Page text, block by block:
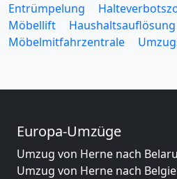
Entrümpelung
Möbellift
Haushaltsauflösung
Möbelmitfahrzentrale
Europa-Umzüge
Umzug von Herne nach
Umzug von Herne nach